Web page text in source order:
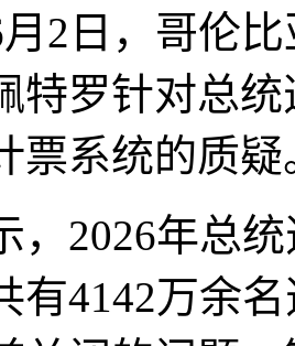
2日，哥伦
特罗针对总
票系统的质疑
，2026年总
有4142万余